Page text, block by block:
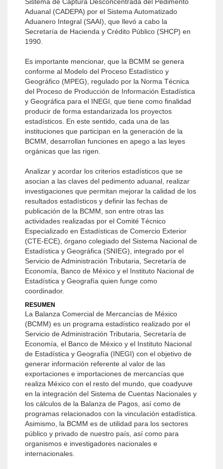
Aduanal (CADEPA) por el Sistema Automatizado
Aduanero Integral (SAAI), que llevó a cabo la
Secretaría de Hacienda y Crédito Público (SHCP) en
1990.
Es importante mencionar, que la BCMM se genera
conforme al Modelo del Proceso Estadístico y
Geográfico (MPEG), regulado por la Norma Técnica
del Proceso de Producción de Información Estadística
y Geográfica para el INEGI, que tiene como finalidad
producir de forma estandarizada los proyectos
estadísticos. En este sentido, cada una de las
instituciones que participan en la generación de la
BCMM, desarrollan funciones en apego a las leyes
orgánicas que las rigen.
Analizar y acordar los criterios estadísticos que se
asocian a las claves del pedimento aduanal, realizar
investigaciones que permitan mejorar la calidad de los
resultados estadísticos y definir las fechas de
publicación de la BCMM, son entre otras las
actividades realizadas por el Comité Técnico
Especializado en Estadísticas de Comercio Exterior
(CTE-ECE), órgano colegiado del Sistema Nacional de
Estadística y Geográfica (SNIEG), integrado por el
Servicio de Administración Tributaria, Secretaría de
Economía, Banco de México y el Instituto Nacional de
Estadística y Geografía quien funge como
coordinador.
RESUMEN
La Balanza Comercial de Mercancías de México
(BCMM) es un programa estadístico realizado por el
Servicio de Administración Tributaria, Secretaría de
Economía, el Banco de México y el Instituto Nacional
de Estadística y Geografía (INEGI) con el objetivo de
generar información referente al valor de las
exportaciones e importaciones de mercancías que
realiza México con el resto del mundo, que coadyuve
en la integración del Sistema de Cuentas Nacionales y
los cálculos de la Balanza de Pagos, así como de
programas relacionados con la vinculación estadística.
Asimismo, la BCMM es de utilidad para los sectores
público y privado de nuestro país, así como para
organismos e investigadores nacionales e
internacionales.